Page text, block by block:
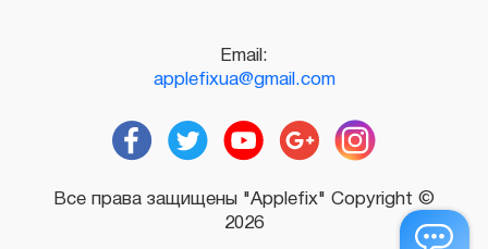
Email:
applefixua@gmail.com
Все права защищены "Applefix" Copyright ©
2026